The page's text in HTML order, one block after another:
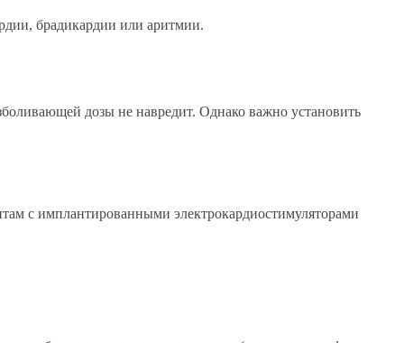
брадикардии или аритмии.
дозы не навредит. Однако важно установить
с имплантированными электрокардиостимуляторами